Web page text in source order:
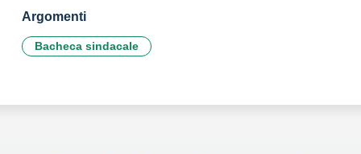
Argomenti
Bacheca sindacale